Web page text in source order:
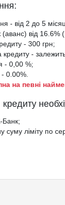
- від 2 до 5
(аванс) від 16.6%
- 300 грн;
- залежить
- 0,00 %;
0.00%.
на певні
Банк;
суму ліміту по